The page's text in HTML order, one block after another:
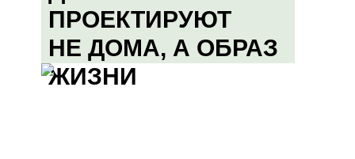
ПРОЕКТИРУЮТ
НЕ ДОМА, А ОБРАЗ
ЖИЗНИ